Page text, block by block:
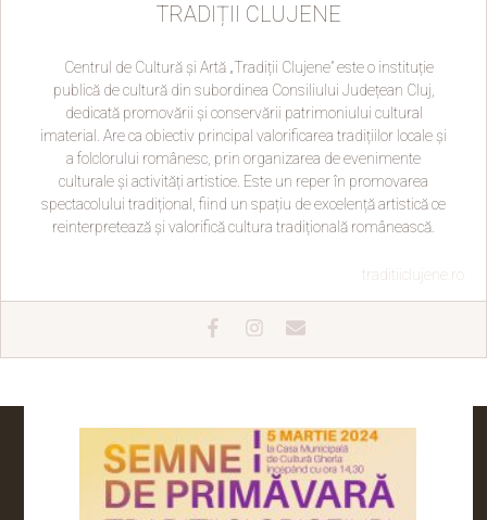
TRADIȚII CLUJENE
Centrul de Cultură și Artă „Tradiții Clujene” este o instituție
publică de cultură din subordinea Consiliului Județean Cluj,
dedicată promovării și conservării patrimoniului cultural
imaterial. Are ca obiectiv principal valorificarea tradițiilor locale și
a folclorului românesc, prin organizarea de evenimente
culturale și activități artistice. Este un reper în promovarea
spectacolului tradițional, fiind un spațiu de excelență artistică ce
reinterpretează și valorifică cultura tradițională românească.
traditiiclujene.ro